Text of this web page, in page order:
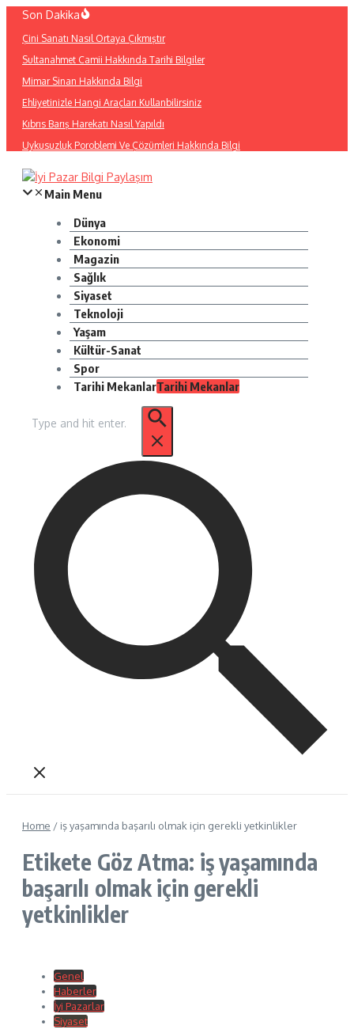
İçeriğe
Son Dakika
Çini Sanatı Nasıl Ortaya Çıkmıştır
Sultanahmet Camii Hakkında Tarihi Bilgiler
Mimar Sinan Hakkında Bilgi
Ehliyetinizle Hangi Araçları Kullanbilirsiniz
Kıbrıs Barış Harekatı Nasıl Yapıldı
Uykusuzluk Poroblemi Ve Çözümleri Hakkında Bilgi
Main Menu
Dünya
Ekonomi
Magazin
Sağlık
Siyaset
Teknoloji
Yaşam
Kültür-Sanat
Spor
Tarihi MekanlarTarihi Mekanlar
Home / iş yaşamında başarılı olmak için gerekli yetkinlikler
Etikete Göz Atma: iş yaşamında
başarılı olmak için gerekli
yetkinlikler
Genel
Haberler
İyi Pazarlar
Siyaset